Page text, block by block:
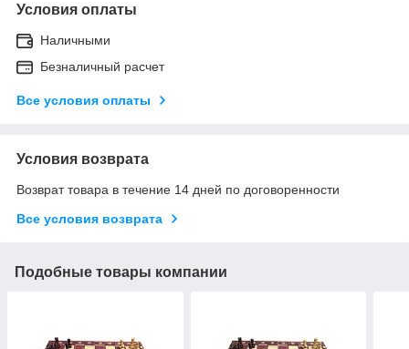
Условия оплаты
Наличными
Безналичный расчет
Все условия оплаты
Условия возврата
Возврат товара в течение 14 дней по договоренности
Все условия возврата
Подобные товары компании